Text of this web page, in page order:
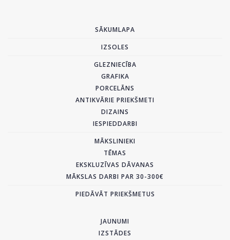
SĀKUMLAPA
IZSOLES
GLEZNIECĪBA
GRAFIKA
PORCELĀNS
ANTIKVĀRIE PRIEKŠMETI
DIZAINS
IESPIEDDARBI
MĀKSLINIEKI
TĒMAS
EKSKLUZĪVAS DĀVANAS
MĀKSLAS DARBI PAR 30-300€
PIEDĀVĀT PRIEKŠMETUS
JAUNUMI
IZSTĀDES